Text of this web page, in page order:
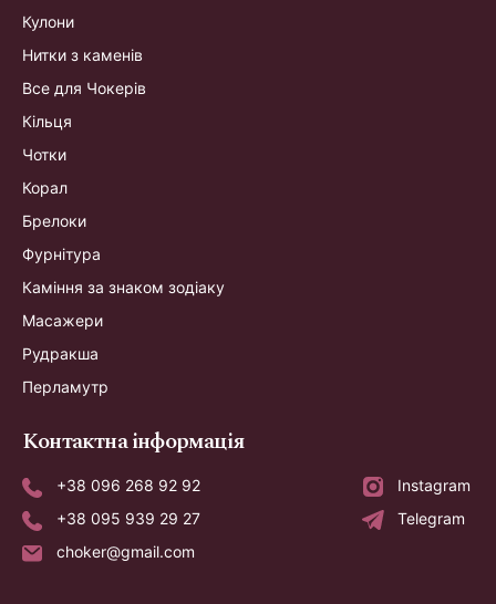
Кулони
Нитки з каменів
Все для Чокерів
Кільця
Чотки
Корал
Брелоки
Фурнітура
Каміння за знаком зодіаку
Масажери
Рудракша
Перламутр
Контактна інформація
+38 096 268 92 92
Instagram
+38 095 939 29 27
Telegram
choker@gmail.com